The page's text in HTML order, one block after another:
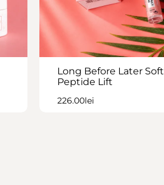
Long Before Later Soft
Peptide Lift
226.00lei